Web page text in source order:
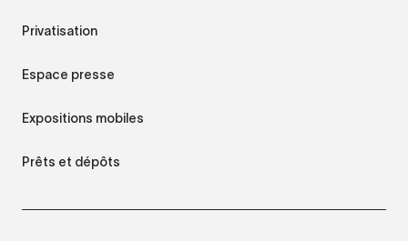
Privatisation
Espace presse
Expositions mobiles
Prêts et dépôts